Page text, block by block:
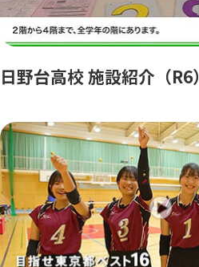
日野台高校 施設紹介（R6）